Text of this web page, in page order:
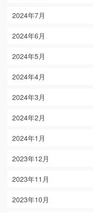
2024年7月
2024年6月
2024年5月
2024年4月
2024年3月
2024年2月
2024年1月
2023年12月
2023年11月
2023年10月